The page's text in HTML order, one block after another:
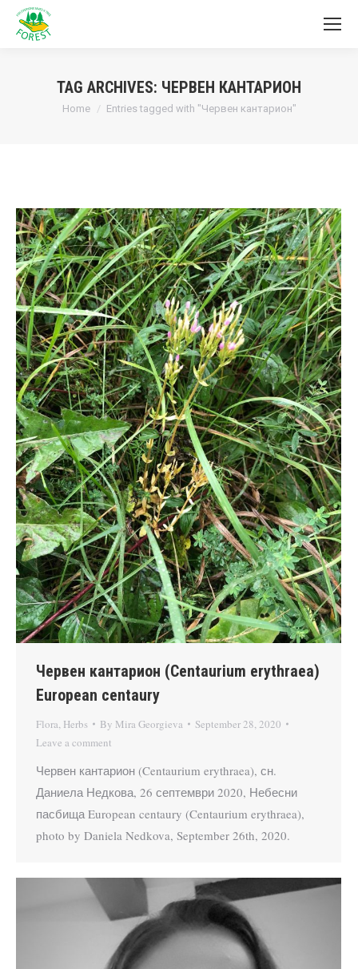
TAG ARCHIVES: ЧЕРВЕН КАНТАРИОН
You are here:
Home Entries tagged with "Червен кантарион"
Червен кантарион (Centaurium erythraea)
European centaury
Flora, Herbs By Mira Georgieva
September 28, 2020
Leave a comment
Червен кантарион (Centaurium erythraea), сн.
Даниела Недкова, 26 септември 2020, Небесни
пасбища European centaury (Centaurium erythraea),
photo by Daniela Nedkova, September 26th, 2020.